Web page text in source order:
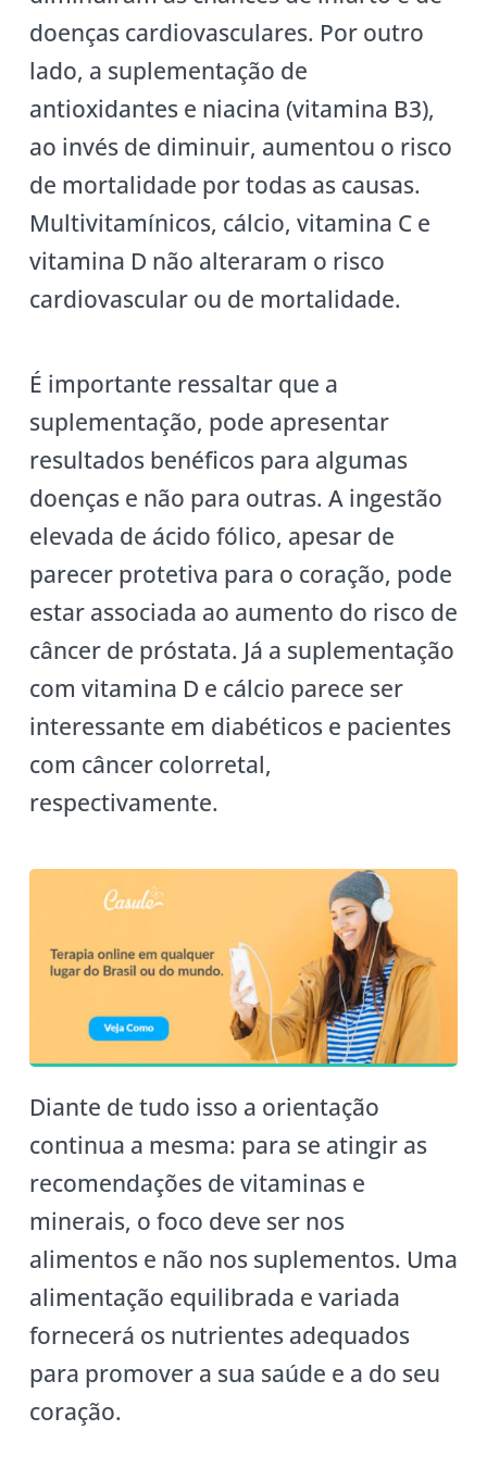
doenças cardiovasculares. Por outro
lado, a suplementação de
antioxidantes e niacina (vitamina B3),
ao invés de diminuir, aumentou o risco
de mortalidade por todas as causas.
Multivitamínicos, cálcio, vitamina C e
vitamina D não alteraram o risco
cardiovascular ou de mortalidade.
É importante ressaltar que a
suplementação, pode apresentar
resultados benéficos para algumas
doenças e não para outras. A ingestão
elevada de ácido fólico, apesar de
parecer protetiva para o coração, pode
estar associada ao aumento do risco de
câncer de próstata. Já a suplementação
com vitamina D e cálcio parece ser
interessante em diabéticos e pacientes
com câncer colorretal,
respectivamente.
Diante de tudo isso a orientação
continua a mesma: para se atingir as
recomendações de vitaminas e
minerais, o foco deve ser nos
alimentos e não nos suplementos. Uma
alimentação equilibrada e variada
fornecerá os nutrientes adequados
para promover a sua saúde e a do seu
coração.